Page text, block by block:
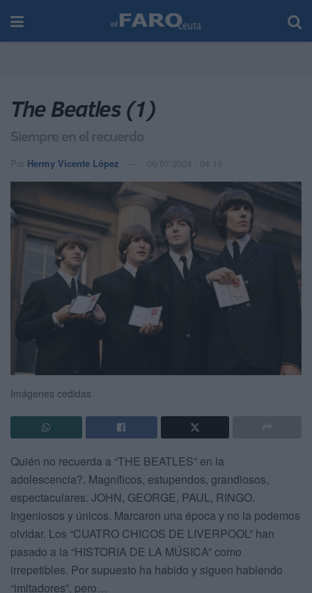
The Beatles (1)
Siempre en el recuerdo
Por Hermy Vicente López 06/07/2024 - 04:15
Imágenes cedidas
Quién no recuerda a “THE BEATLES” en la
adolescencia?. Magníficos, estupendos, grandiosos,
espectaculares. JOHN, GEORGE, PAUL, RINGO.
Ingeniosos y únicos. Marcaron una época y no la podemos
olvidar. Los “CUATRO CHICOS DE LIVERPOOL” han
pasado a la “HISTORIA DE LA MÚSICA” como
irrepetibles. Por supuesto ha habido y siguen habiendo
“imitadores”, pero…